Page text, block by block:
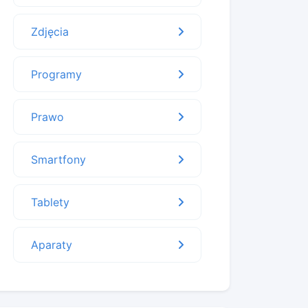
Zdjęcia
Programy
Prawo
Smartfony
Tablety
Aparaty